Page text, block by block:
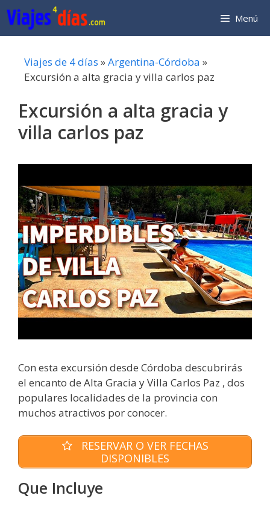
Saltar
al
contenido
Menú
Viajes de 4 días »Argentina-Córdoba »
Excursión a alta gracia y villa carlos paz
Excursión a alta gracia y
villa carlos paz
Con esta excursión desde Córdoba descubrirás
el encanto de Alta Gracia y Villa Carlos Paz , dos
populares localidades de la provincia con
muchos atractivos por conocer.
RESERVAR O VER FECHAS
DISPONIBLES
Que Incluye